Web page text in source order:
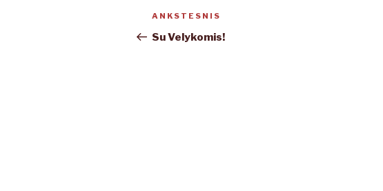
Navigacija
tarp
Ankstesnis
įrašas
ANKSTESNIS
Su Velykomis!